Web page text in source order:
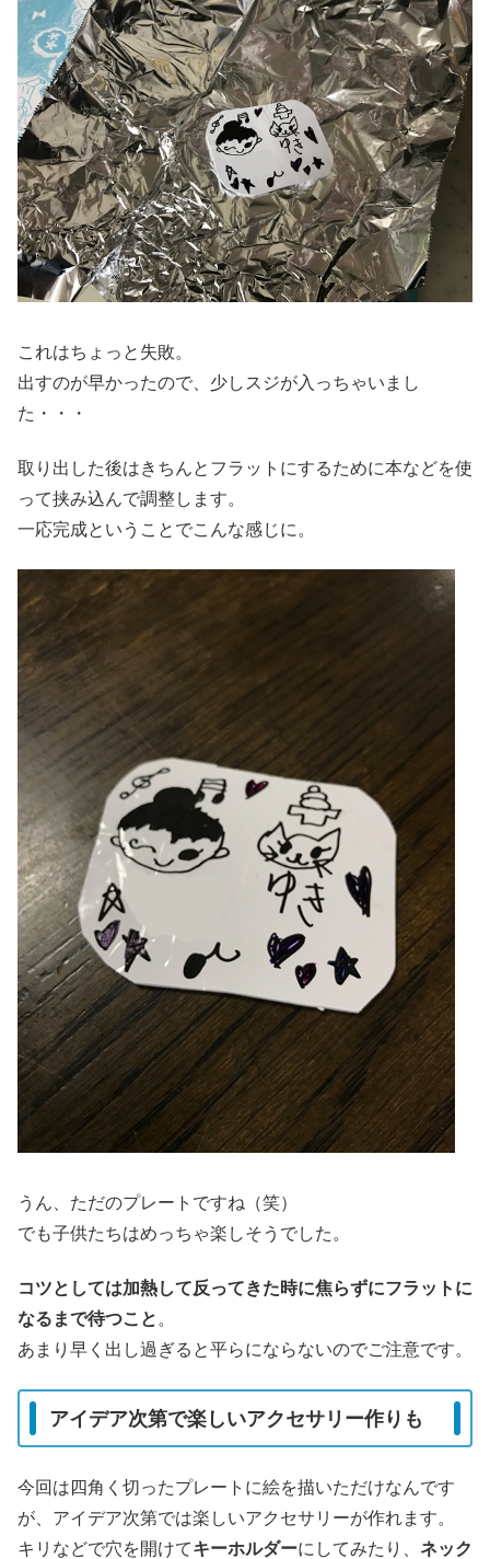
これはちょっと失敗。
出すのが早かったので、少しスジが入っちゃいまし
た・・・
取り出した後はきちんとフラットにするために本などを使
って挟み込んで調整します。
一応完成ということでこんな感じに。
うん、ただのプレートですね（笑）
でも子供たちはめっちゃ楽しそうでした。
コツとしては加熱して反ってきた時に焦らずにフラットに
なるまで待つこと 。
あまり早く出し過ぎると平らにならないのでご注意です。
アイデア次第で楽しいアクセサリー作りも
今回は四角く切ったプレートに絵を描いただけなんです
が、アイデア次第では楽しいアクセサリーが作れます。
キリなどで穴を開けてキーホルダーにしてみたり、 ネック